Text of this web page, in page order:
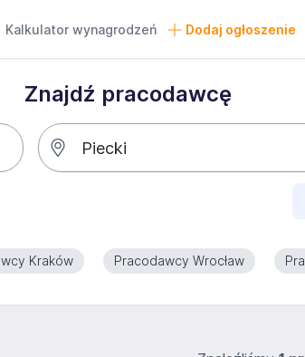
Kalkulator wynagrodzeń Dodaj ogłoszenie
Znajdź pracodawcę
Kraków Pracodawcy Wrocław